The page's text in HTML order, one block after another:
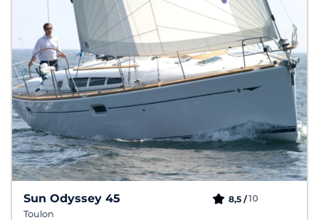
Sun Odyssey 45
Toulon
8,5 /10